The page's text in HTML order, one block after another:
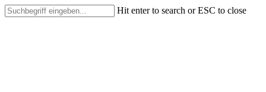
Skip
to
Hit enter to search or ESC to close